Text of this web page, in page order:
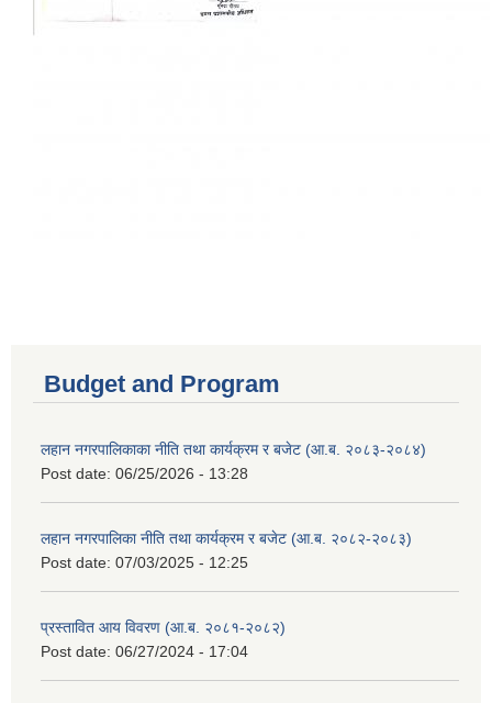
Budget and Program
लहान नगरपालिकाका नीति तथा कार्यक्रम र बजेट (आ.ब. २०८३-२०८४)
Post date: 06/25/2026 - 13:28
लहान नगरपालिका नीति तथा कार्यक्रम र बजेट (आ.ब. २०८२-२०८३)
Post date: 07/03/2025 - 12:25
प्रस्तावित आय विवरण (आ.ब. २०८१-२०८२)
Post date: 06/27/2024 - 17:04